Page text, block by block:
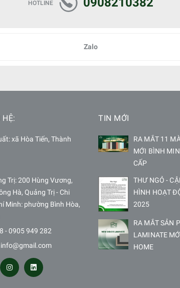
HOTLINE
Zalo
xã Hòa Tiến, Thành
Trị: 200 Hùng Vương,
Hà, Quảng Trị - Chi
Minh: phường Bình Hòa,
- 0905 949 282
TIN MỚI
RA MẮT 11
MỚI BÌNH
CẤP
THƯ NGỎ -
HÌNH HOẠT
2025
RA MẮT SẢN
LAMINATE
HOME